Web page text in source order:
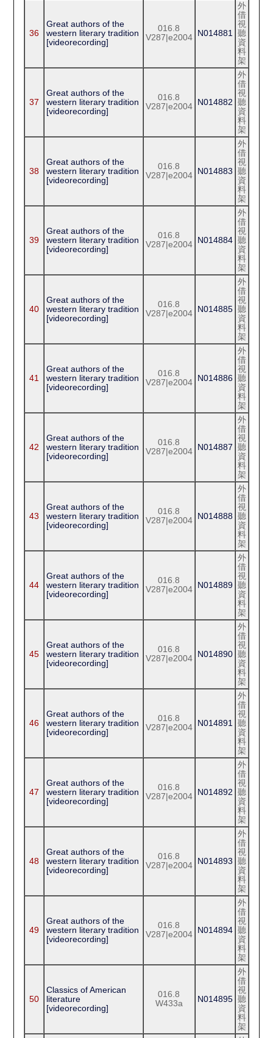
36
Great authors of the
western literary tradition
[videorecording]
016.8
V287|e2004 N014881
外
借
視
聽
資
料
架
37
Great authors of the
western literary tradition
[videorecording]
016.8
V287|e2004 N014882
外
借
視
聽
資
料
架
38
Great authors of the
western literary tradition
[videorecording]
016.8
V287|e2004 N014883
外
借
視
聽
資
料
架
39
Great authors of the
western literary tradition
[videorecording]
016.8
V287|e2004 N014884
外
借
視
聽
資
料
架
40
Great authors of the
western literary tradition
[videorecording]
016.8
V287|e2004 N014885
外
借
視
聽
資
料
架
41
Great authors of the
western literary tradition
[videorecording]
016.8
V287|e2004 N014886
外
借
視
聽
資
料
架
42
Great authors of the
western literary tradition
[videorecording]
016.8
V287|e2004 N014887
外
借
視
聽
資
料
架
43
Great authors of the
western literary tradition
[videorecording]
016.8
V287|e2004 N014888
外
借
視
聽
資
料
架
44
Great authors of the
western literary tradition
[videorecording]
016.8
V287|e2004 N014889
外
借
視
聽
資
料
架
45
Great authors of the
western literary tradition
[videorecording]
016.8
V287|e2004 N014890
外
借
視
聽
資
料
架
46
Great authors of the
western literary tradition
[videorecording]
016.8
V287|e2004 N014891
外
借
視
聽
資
料
架
47
Great authors of the
western literary tradition
[videorecording]
016.8
V287|e2004 N014892
外
借
視
聽
資
料
架
48
Great authors of the
western literary tradition
[videorecording]
016.8
V287|e2004 N014893
外
借
視
聽
資
料
架
49
Great authors of the
western literary tradition
[videorecording]
016.8
V287|e2004 N014894
外
借
視
聽
資
料
架
50
Classics of American
literature
[videorecording]
016.8
W433a
N014895
外
借
視
聽
資
料
架